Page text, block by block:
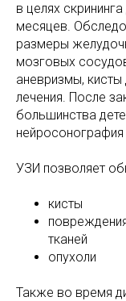
в целях
месяцев.
размеры
мозговых
аневризмы,
лечения. После
большинства
нейросонография
УЗИ позволяет
кисты
тканей
опухоли
Также во время